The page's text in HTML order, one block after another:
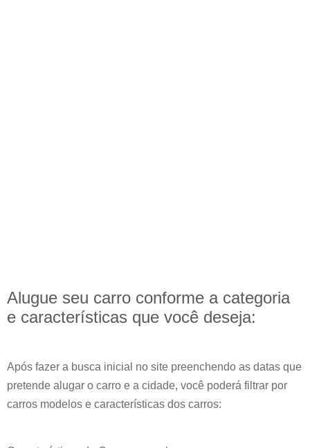
Alugue seu carro conforme a categoria
e características que você deseja:
Após fazer a busca inicial no site preenchendo as datas que
pretende alugar o carro e a cidade, você poderá filtrar por
carros modelos e características dos carros: